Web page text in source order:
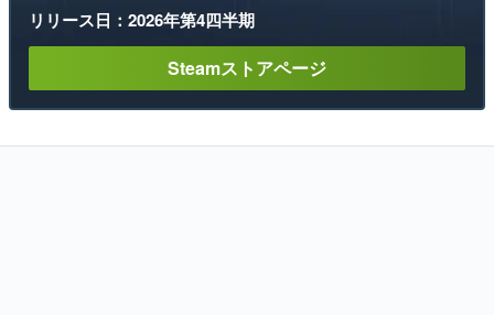
リリース日：2026年第4四半期
Steamストアページ